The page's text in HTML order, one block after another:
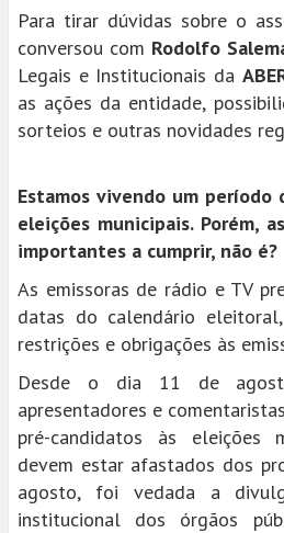
Para tirar dúvidas sobre o
conversou com Rodolfo
Legais e Institucionais da
as ações da entidade,
sorteios e outras novidades
Estamos vivendo um período
eleições municipais. Porém,
importantes a cumprir, não é?
As emissoras de rádio e TV
datas do calendário
restrições e obrigações às
Desde o dia 11 de
apresentadores e
pré-candidatos às eleições
devem estar afastados dos
agosto, foi vedada a
institucional dos órgãos